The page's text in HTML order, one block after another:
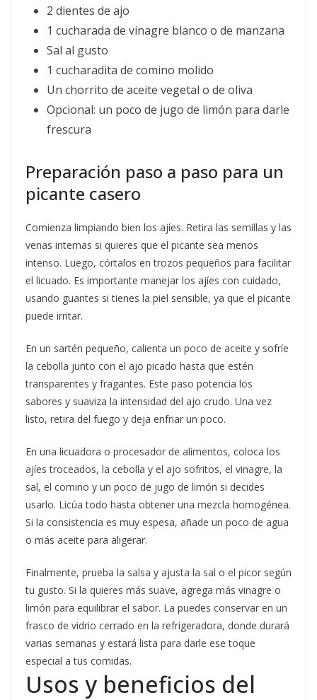
2 dientes de ajo
1 cucharada de vinagre blanco o de manzana
Sal al gusto
1 cucharadita de comino molido
Un chorrito de aceite vegetal o de oliva
Opcional: un poco de jugo de limón para darle
frescura
Preparación paso a paso para un
picante casero
Comienza limpiando bien los ajíes. Retira las semillas y las
venas internas si quieres que el picante sea menos
intenso. Luego, córtalos en trozos pequeños para facilitar
el licuado. Es importante manejar los ajíes con cuidado,
usando guantes si tienes la piel sensible, ya que el picante
puede irritar.
En un sartén pequeño, calienta un poco de aceite y sofríe
la cebolla junto con el ajo picado hasta que estén
transparentes y fragantes. Este paso potencia los
sabores y suaviza la intensidad del ajo crudo. Una vez
listo, retira del fuego y deja enfriar un poco.
En una licuadora o procesador de alimentos, coloca los
ajíes troceados, la cebolla y el ajo sofritos, el vinagre, la
sal, el comino y un poco de jugo de limón si decides
usarlo. Licúa todo hasta obtener una mezcla homogénea.
Si la consistencia es muy espesa, añade un poco de agua
o más aceite para aligerar.
Finalmente, prueba la salsa y ajusta la sal o el picor según
tu gusto. Si la quieres más suave, agrega más vinagre o
limón para equilibrar el sabor. La puedes conservar en un
frasco de vidrio cerrado en la refrigeradora, donde durará
varias semanas y estará lista para darle ese toque
especial a tus comidas.
Usos y beneficios del